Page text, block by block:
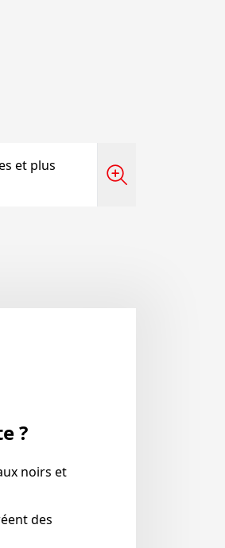
et plus
?
noirs et
des